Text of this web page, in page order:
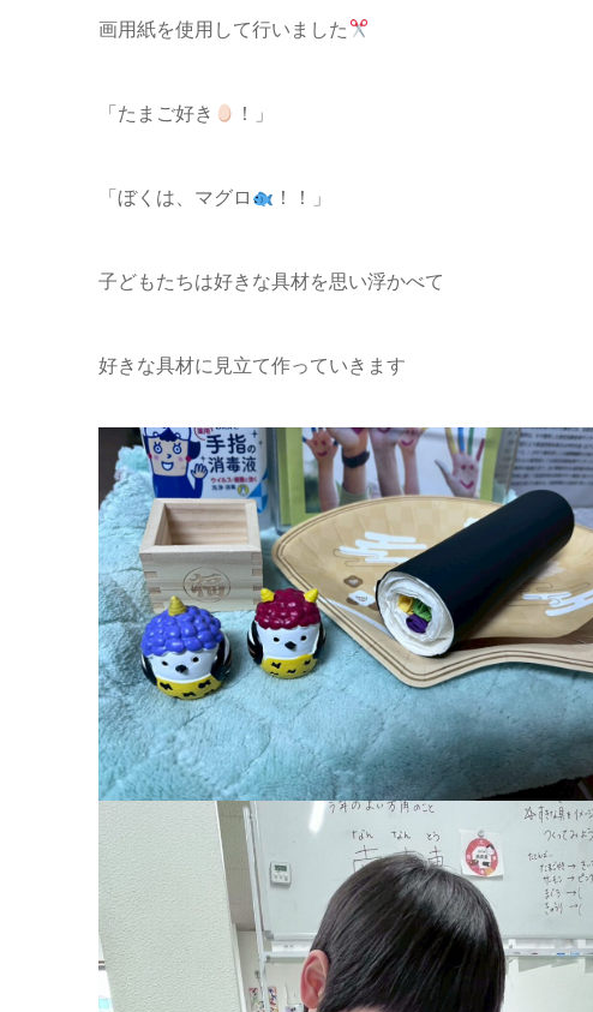
画用紙を使用して行いました
「たまご好き ！」
「ぼくは、マグロ ！！」
子どもたちは好きな具材を思い浮かべて
好きな具材に見立て作っていきます